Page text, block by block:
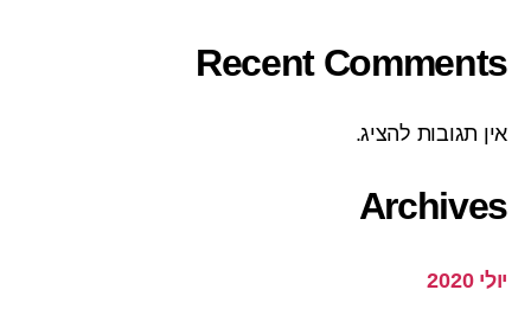
Recent Comments
אין תגובות להציג.
Archives
יולי 2020